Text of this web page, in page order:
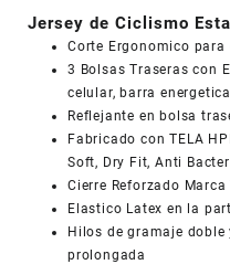
Jersey de Ciclismo
Corte Ergonomico para
3 Bolsas Traseras con
celular, barra
Reflejante en bolsa
Fabricado con TELA
Soft, Dry Fit, Anti
Cierre Reforzado Marca
Elastico Latex en la
Hilos de gramaje
prolongada